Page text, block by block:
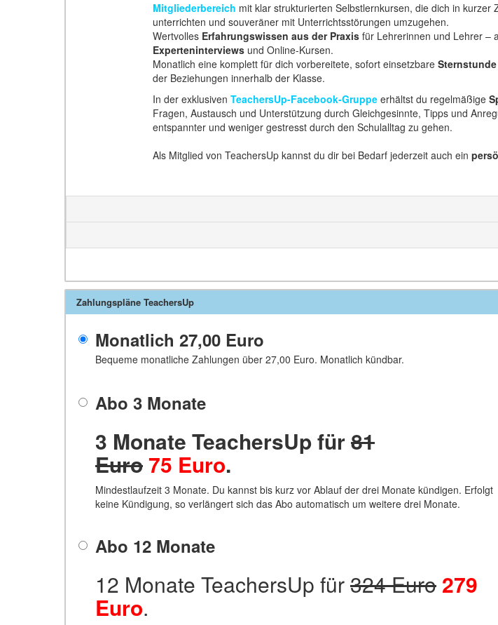
Mitgliederbereich mit klar strukturierten Selbstlernkursen, die dich in
unterrichten und souveräner mit Unterrichtsstörungen umzugehen.
Wertvolles Erfahrungswissen aus der Praxis für Lehrerinnen und Lehrer –
Experteninterviews und Online-Kursen.
Monatlich eine komplett für dich vorbereitete, sofort einsetzbare
der Beziehungen innerhalb der Klasse.
In der exklusiven TeachersUp-Facebook-Gruppe erhältst du regelmäßige
Fragen, Austausch und Unterstützung durch Gleichgesinnte, Tipps und
entspannter und weniger gestresst durch den Schulalltag zu gehen.
Als Mitglied von TeachersUp kannst du dir bei Bedarf jederzeit auch ein
Zahlungspläne TeachersUp
Monatlich 27,00 Euro
Bequeme monatliche Zahlungen über 27,00 Euro. Monatlich kündbar.
Abo 3 Monate
3 Monate TeachersUp für 81
Euro75 Euro.
Mindestlaufzeit 3 Monate. Du kannst bis kurz vor Ablauf der drei Monate kündigen. Erfolgt
keine Kündigung, so verlängert sich das Abo automatisch um weitere drei Monate.
Abo 12 Monate
12 Monate TeachersUp für324 Euro 279
Euro.